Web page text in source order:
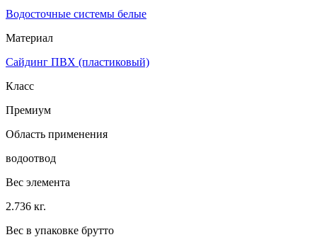
Водосточные системы белые
Материал
Сайдинг ПВХ (пластиковый)
Класс
Премиум
Область применения
водоотвод
Вес элемента
2.736 кг.
Вес в упаковке брутто